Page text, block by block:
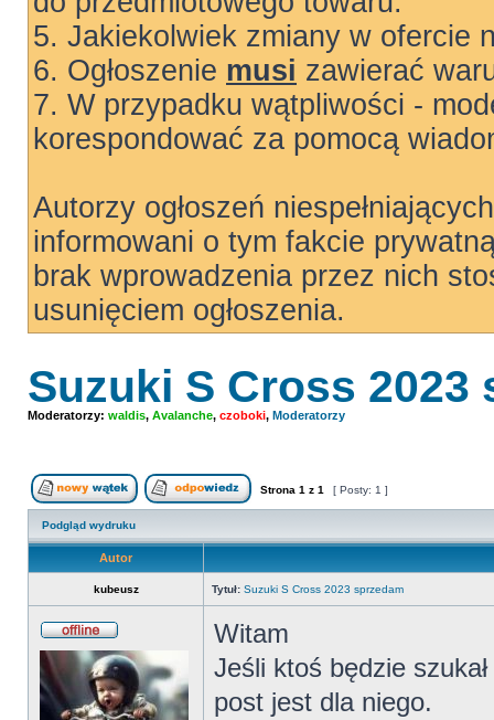
5. Jakiekolwiek zmiany w ofercie
6. Ogłoszenie musi zawierać
7. W przypadku wątpliwości -
korespondować za pomocą
Autorzy ogłoszeń
informowani o tym fakcie
brak wprowadzenia przez nich
usunięciem ogłoszenia.
Suzuki S Cross 2023
Moderatorzy: waldis, Avalanche, czoboki, Moderatorzy
Nowy temat Odpowiedz w temacie
Strona 1 z 1 [ Posty: 1 ]
Podgląd wydruku
Autor
kubeusz Tytuł: Suzuki S Cross 2023 sprzedam
Witam
Jeśli ktoś będzie
post jest dla niego.